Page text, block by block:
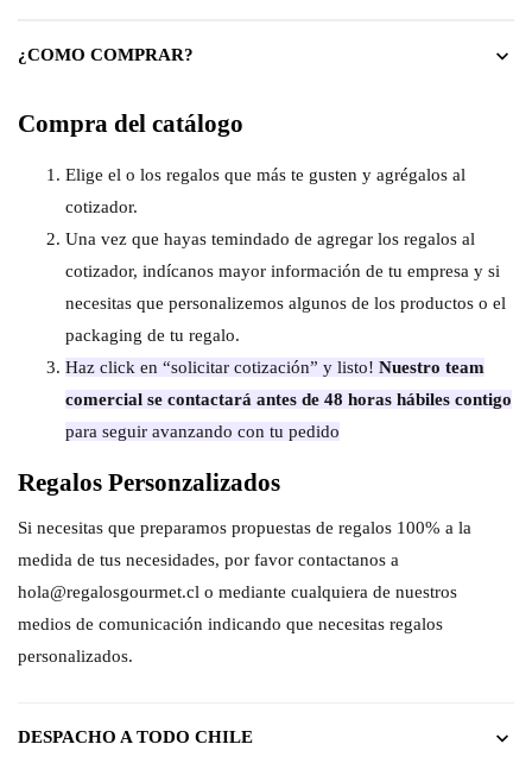
¿COMO COMPRAR?
Compra del catálogo
Elige el o los regalos que más te gusten y agrégalos al
cotizador.
Una vez que hayas temindado de agregar los regalos al
cotizador, indícanos mayor información de tu empresa y si
necesitas que personalizemos algunos de los productos o el
packaging de tu regalo.
Haz click en “solicitar cotización” y listo! Nuestro team
comercial se contactará antes de 48 horas hábiles contigo
para seguir avanzando con tu pedido
Regalos Personzalizados
Si necesitas que preparamos propuestas de regalos 100% a la
medida de tus necesidades, por favor contactanos a
hola@regalosgourmet.cl o mediante cualquiera de nuestros
medios de comunicación indicando que necesitas regalos
personalizados.
DESPACHO A TODO CHILE